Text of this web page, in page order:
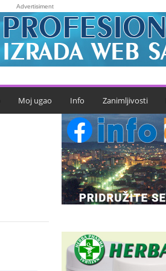
Advertisiment
Moj ugao Info Zanimljivosti